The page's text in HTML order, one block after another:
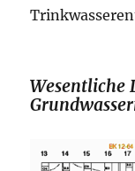
Wesentliche